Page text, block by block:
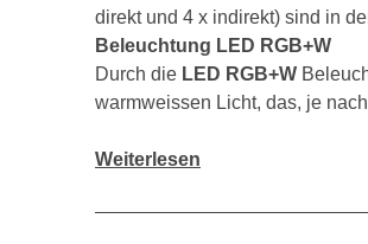
direkt und 4 x indirekt) sind in
Beleuchtung LED RGB+W
Durch die LED RGB+W
warmweissen Licht, das, je
Weiterlesen